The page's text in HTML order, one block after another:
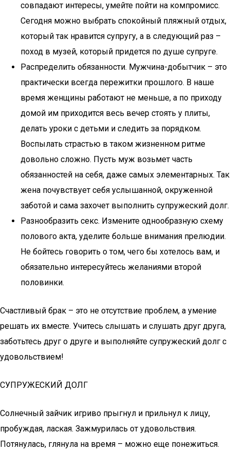
совпадают интересы, умейте пойти на компромисс.
Сегодня можно выбрать спокойный пляжный отдых,
который так нравится супругу, а в следующий раз –
поход в музей, который придется по душе супруге.
Распределить обязанности. Мужчина-добытчик – это
практически всегда пережитки прошлого. В наше
время женщины работают не меньше, а по приходу
домой им приходится весь вечер стоять у плиты,
делать уроки с детьми и следить за порядком.
Воспылать страстью в таком жизненном ритме
довольно сложно. Пусть муж возьмет часть
обязанностей на себя, даже самых элементарных. Так
жена почувствует себя услышанной, окруженной
заботой и сама захочет выполнить супружеский долг.
Разнообразить секс. Измените однообразную схему
полового акта, уделите больше внимания прелюдии.
Не бойтесь говорить о том, чего бы хотелось вам, и
обязательно интересуйтесь желаниями второй
половинки.
Счастливый брак – это не отсутствие проблем, а умение
решать их вместе. Учитесь слышать и слушать друг друга,
заботьтесь друг о друге и выполняйте супружеский долг с
удовольствием!
СУПРУЖЕСКИЙ ДОЛГ
Солнечный зайчик игриво прыгнул и прильнул к лицу,
пробуждая, лаская. Зажмурилась от удовольствия.
Потянулась, глянула на время – можно еще понежиться.